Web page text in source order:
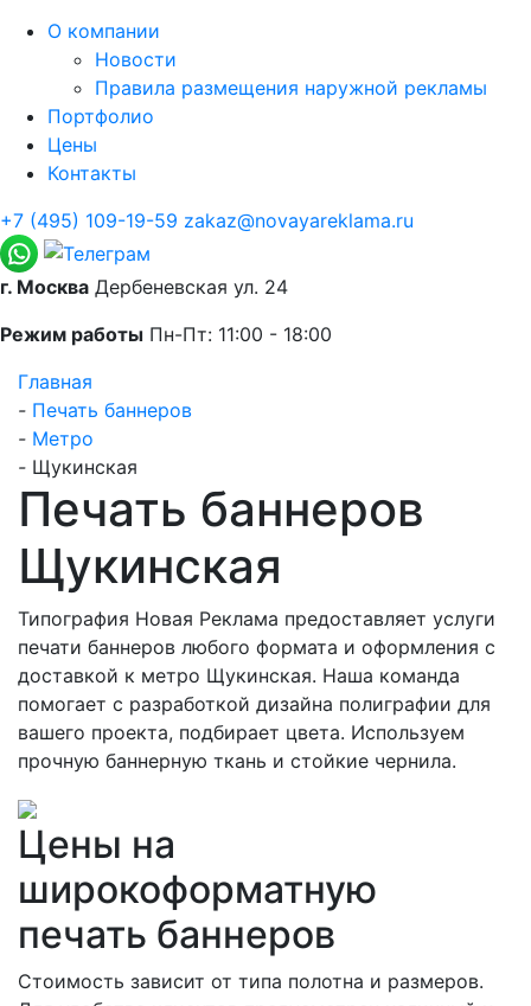
О компании
Новости
Правила размещения наружной рекламы
Портфолио
Цены
Контакты
+7 (495) 109-19-59 zakaz@novayareklama.ru
г. Москва Дербеневская ул. 24
Режим работы Пн-Пт: 11:00 - 18:00
Главная
- Печать баннеров
- Метро
- Щукинская
Печать баннеров
Щукинская
Типография Новая Реклама предоставляет услуги
печати баннеров любого формата и оформления с
доставкой к метро Щукинская. Наша команда
помогает с разработкой дизайна полиграфии для
вашего проекта, подбирает цвета. Используем
прочную баннерную ткань и стойкие чернила.
Цены на
широкоформатную
печать баннеров
Стоимость зависит от типа полотна и размеров.